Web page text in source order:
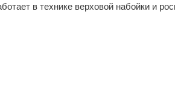
в технике верховой набойки и